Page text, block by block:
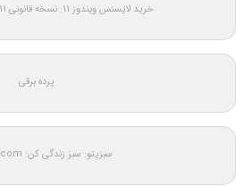
خرید لایسنس ویندوز 11: نسخه قانونی Windows 11 اورجینال
پرده برقی
سبزیتو: سبز زندگی کن: Sabzito.com